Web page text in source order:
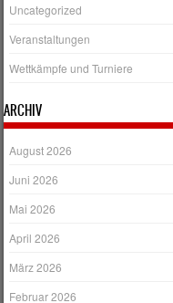
Uncategorized
Veranstaltungen
Wettkämpfe und Turniere
ARCHIV
August 2026
Juni 2026
Mai 2026
April 2026
März 2026
Februar 2026